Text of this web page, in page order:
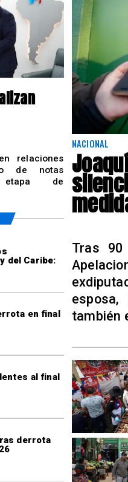
del Caribe:
en final
al final
derrota
relaciones
de notas
etapa de
NACIONAL
Tras 90
también